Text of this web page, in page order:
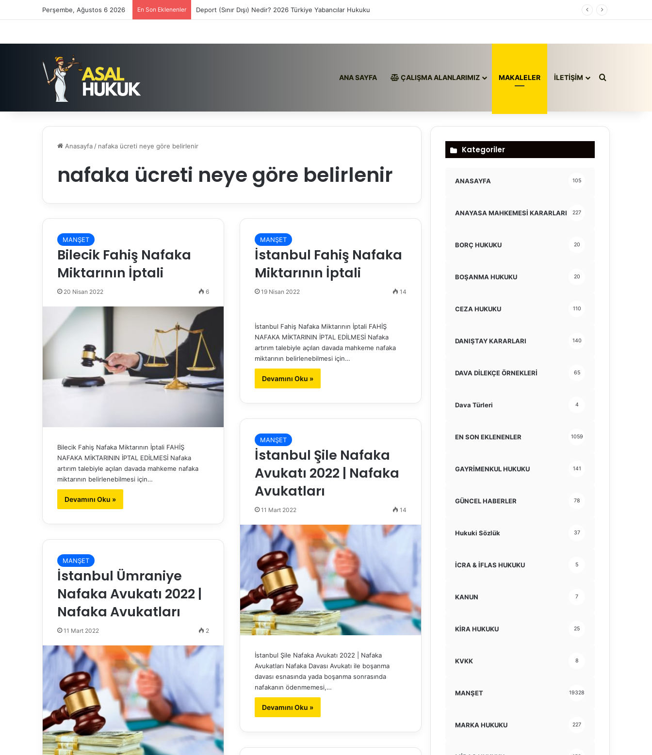
Perşembe, Ağustos 6 2026 En Son Eklenenler Deport (Sınır Dışı) Nedir? 2026 Türkiye Yabancılar Hukuku
ANA SAYFA ÇALIŞMA ALANLARIMIZ MAKALELER İLETİŞİM Arama yap
Anasayfa / nafaka ücreti neye göre belirlenir
nafaka ücreti neye göre belirlenir
MANŞET
Bilecik Fahiş Nafaka
Miktarının İptali
20 Nisan 2022 6
Bilecik Fahiş Nafaka Miktarının İptali FAHİŞ
NAFAKA MİKTARININ İPTAL EDİLMESİ Nafaka
artırım talebiyle açılan davada mahkeme nafaka
miktarının belirlenebilmesi için…
Devamını Oku »
MANŞET
İstanbul Fahiş Nafaka
Miktarının İptali
19 Nisan 2022 14
İstanbul Fahiş Nafaka Miktarının İptali FAHİŞ
NAFAKA MİKTARININ İPTAL EDİLMESİ Nafaka
artırım talebiyle açılan davada mahkeme nafaka
miktarının belirlenebilmesi için…
Devamını Oku »
MANŞET
İstanbul Şile Nafaka
Avukatı 2022 | Nafaka
Avukatları
11 Mart 2022 14
İstanbul Şile Nafaka Avukatı 2022 | Nafaka
Avukatları Nafaka Davası Avukatı ile boşanma
davası esnasında yada boşanma sonrasında
nafakanın ödenmemesi,…
Devamını Oku »
MANŞET
İstanbul Ümraniye
Nafaka Avukatı 2022 |
Nafaka Avukatları
11 Mart 2022 2
Kategoriler
ANASAYFA 105
ANAYASA MAHKEMESİ KARARLARI 227
BORÇ HUKUKU 20
BOŞANMA HUKUKU 20
CEZA HUKUKU 110
DANIŞTAY KARARLARI 140
DAVA DİLEKÇE ÖRNEKLERİ 65
Dava Türleri 4
EN SON EKLENENLER 1059
GAYRİMENKUL HUKUKU 141
GÜNCEL HABERLER 78
Hukuki Sözlük 37
İCRA & İFLAS HUKUKU 5
KANUN 7
KİRA HUKUKU 25
KVKK 8
MANŞET 19328
MARKA HUKUKU 227